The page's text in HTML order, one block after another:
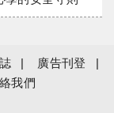
廣告刊登
我們